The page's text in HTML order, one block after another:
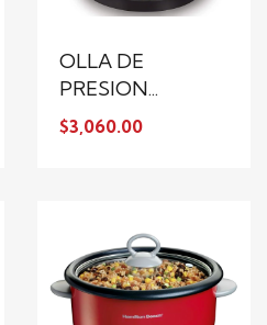
OLLA DE
PRESION...
$3,060.00